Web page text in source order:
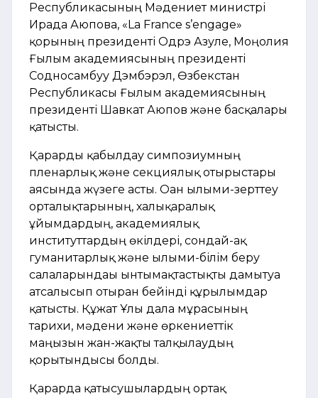
Республикасының Мәдениет министрі
Ирада Аюпова, «La France s’engage»
қорының президенті Одрэ Азуле, Моңғолия
Ғылым академиясының президенті
Содносамбуу Дэмбэрэл, Өзбекстан
Республикасы Ғылым академиясының
президенті Шавкат Аюпов және басқалары
қатысты.
Қарарды қабылдау симпозиумның
пленарлық және секциялық отырыстары
аясында жүзеге асты. Оған ғылыми-зерттеу
орталықтарының, халықаралық
ұйымдардың, академиялық
институттардың өкілдері, сондай-ақ
гуманитарлық және ғылыми-білім беру
салаларындағы ынтымақтастықты дамытуға
атсалысып отырған бейінді құрылымдар
қатысты. Құжат Ұлы дала мұрасының
тарихи, мәдени және өркениеттік
маңызын жан-жақты талқылаудың
қорытындысы болды.
Қарарда қатысушылардың ортақ